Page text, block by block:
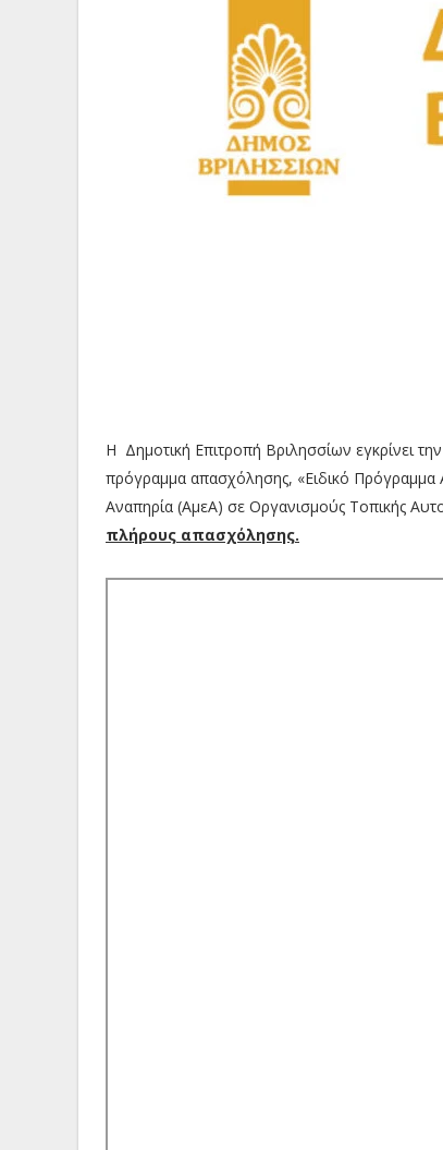
Η Δημοτική Επιτροπή Βριλησσίων εγκρίνει
πρόγραμμα απασχόλησης, «Ειδικό
Αναπηρία (AμεΑ) σε Οργανισμούς Τοπικής
πλήρους απασχόλησης.